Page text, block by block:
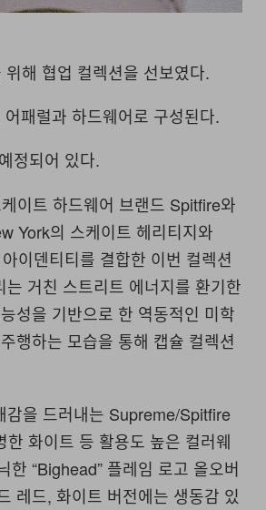
해 협업 컬렉션을 선보였다.
패럴과 하드웨어로 구성된다.
정되어 있다.
이트 하드웨어 브랜드 Spitfire와
York의 스케이트 헤리티지와
이덴티티를 결합한 이번 컬렉션
거친 스트리트 에너지를 환기한
성을 기반으로 한 역동적인 미학
행하는 모습을 통해 캡슐 컬렉션
감을 드러내는 Supreme/Spitfire
화이트 등 활용도 높은 컬러웨
“Bighead” 플레임 로고 올오버
레드, 화이트 버전에는 생동감 있